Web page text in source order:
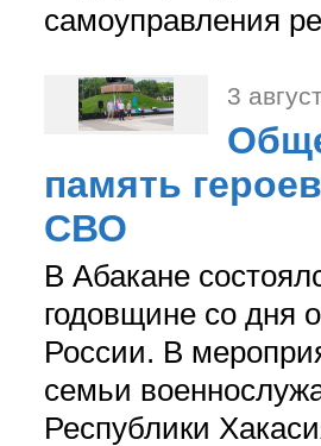
самоуправления
3
память
СВО
В Абакане
годовщине со дня
России. В
семьи
Республики